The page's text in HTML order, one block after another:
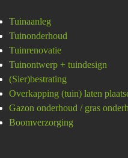
Tuinaanleg
Tuinonderhoud
Tuinrenovatie
Tuinontwerp + tuindesign
(Sier)bestrating
Overkapping (tuin) laten
Gazon onderhoud / gras
Boomverzorging